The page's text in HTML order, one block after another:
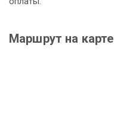
Маршрут на карте